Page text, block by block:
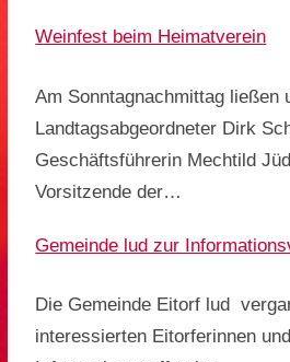
Weinfest beim Heimatverein
Am Sonntagnachmittag ließen
Landtagsabgeordneter Dirk
Geschäftsführerin Mechtild
Vorsitzende der…
Gemeinde lud zur
Die Gemeinde Eitorf lud
interessierten Eitorferinnen